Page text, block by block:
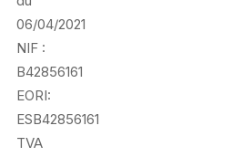
06/04/2021
NIF :
B42856161
EORI:
ESB42856161
TVA